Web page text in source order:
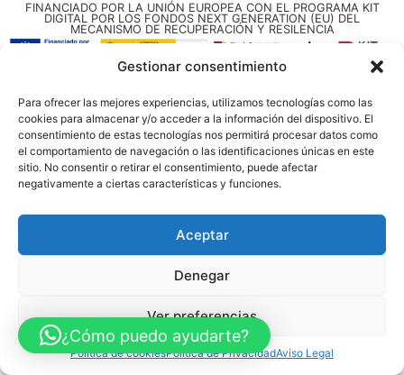
Gestionar consentimiento
Para ofrecer las mejores experiencias, utilizamos tecnologías como las
cookies para almacenar y/o acceder a la información del dispositivo. El
consentimiento de estas tecnologías nos permitirá procesar datos como
el comportamiento de navegación o las identificaciones únicas en este
sitio. No consentir o retirar el consentimiento, puede afectar
negativamente a ciertas características y funciones.
Aceptar
Denegar
Ver preferencias
Política de cookiesPolítica de PrivacidadAviso Legal
FINANCIADO POR LA UNIÓN EUROPEA CON EL PROGRAMA KIT
DIGITAL POR LOS FONDOS NEXT GENERATION (EU) DEL
MECANISMO DE RECUPERACIÓN Y RESILENCIA
© Guia Telefónica de Empresas – Todos los derechos reservados.
¿Cómo puedo ayudarte?